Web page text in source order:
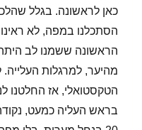
כאן לראשונה. בגלל
הסתכלנו במפה, לא
הראשונה ששמנו לב
מהיער, למרגלות העלייה.